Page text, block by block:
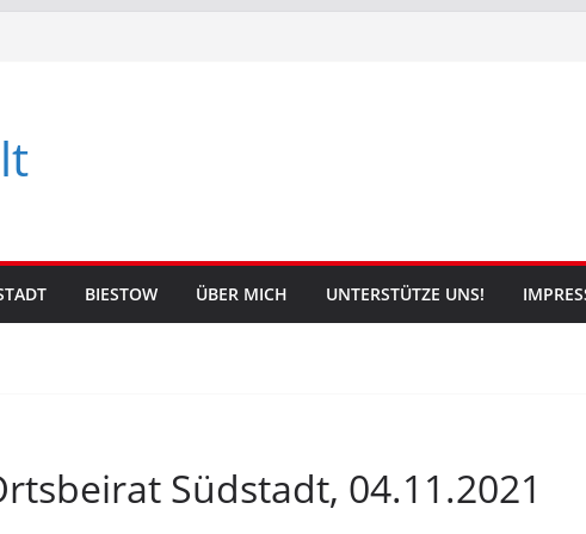
BIESTOW ÜBER MICH UNTERSTÜTZE UNS!
Südstadt, 04.11.2021